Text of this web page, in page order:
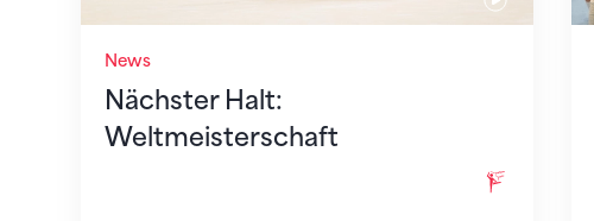
News
Nächster Halt:
Weltmeisterschaft